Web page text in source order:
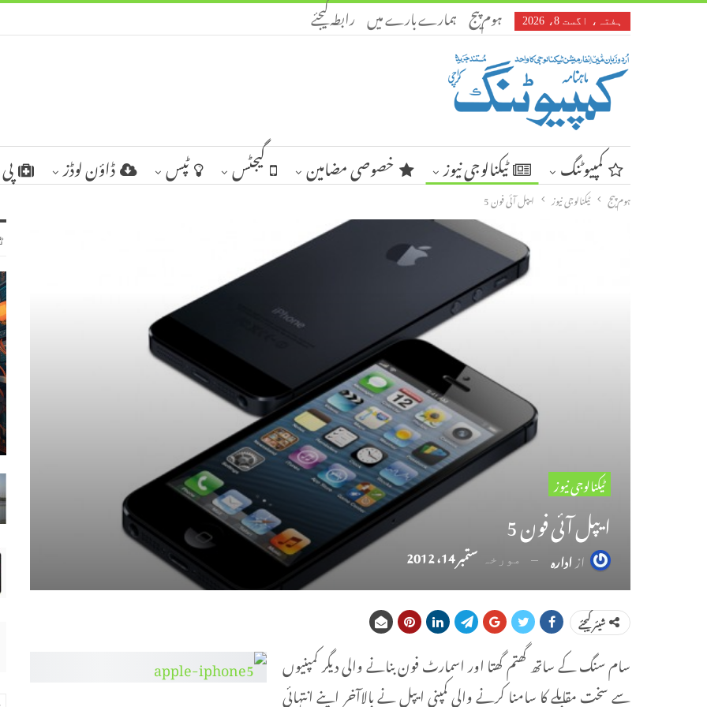
ہفتہ، اگست 8، 2026 ہوم پیج ہمارے بارے میں رابطہ کیجئے
کمپیوٹنگ ٹیکنالوجی نیوز خصوصی مضامین گیجٹس ٹپس ڈاؤن لوڈز
ہوم پیج ٹیکنالوجی نیوز ایپل آئی فون 5
ٹیکنالوجی نیوز
ایپل آئی فون 5
ازادارہ مورخہ ستمبر 14، 2012
شیئر کیجئے
سام سنگ کے ساتھ گھتم گھتا اور اسمارٹ فون بنانے والی دیگر کمپنیوں
سے سخت مقابلے کا سامنا کرنے والی کمپنی ایپل نے بالاآخر اپنے انتہائی